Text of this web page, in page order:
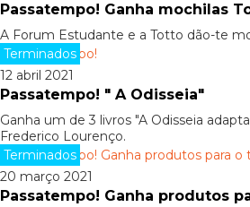
Passatempo! Ganha mochilas
A Forum Estudante e a Totto dão-te
Terminados
12 abril 2021
Passatempo! " A Odisseia"
Ganha um de 3 livros "A Odisseia
Frederico Lourenço.
Terminados
20 março 2021
Passatempo! Ganha produtos